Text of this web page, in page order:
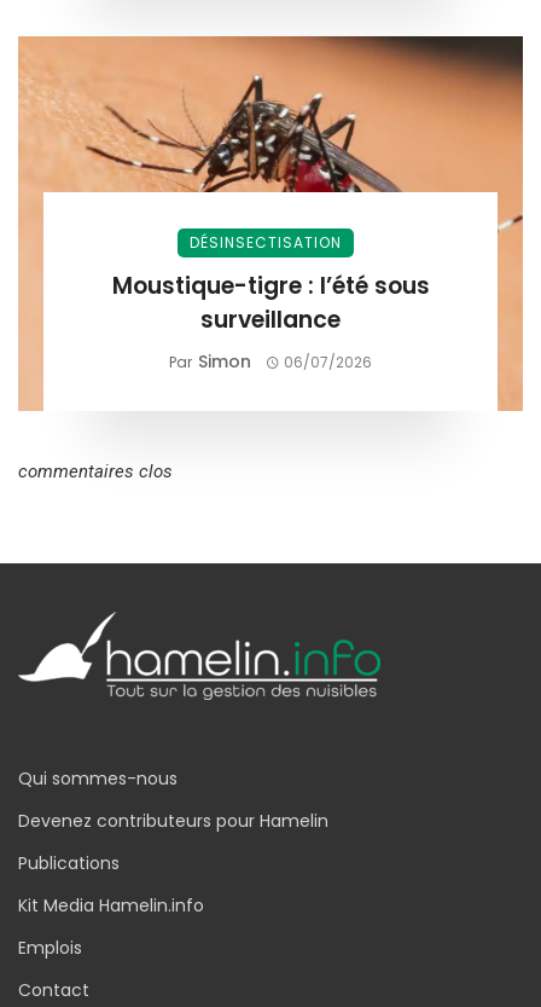
DÉSINSECTISATION
Moustique-tigre : l’été sous
surveillance
Par Simon 06/07/2026
commentaires clos
Qui sommes-nous
Devenez contributeurs pour Hamelin
Publications
Kit Media Hamelin.info
Emplois
Contact